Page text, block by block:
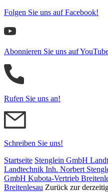
Folgen Sie uns auf Facebook!
Abonnieren Sie uns auf
Rufen Sie uns an!
Schreiben Sie uns!
Startseite Stenglein GmbH
Land­tech­nik Inh. Norbert
GmbH Kubota-Vertrieb
Breitenlesau Zurück zur